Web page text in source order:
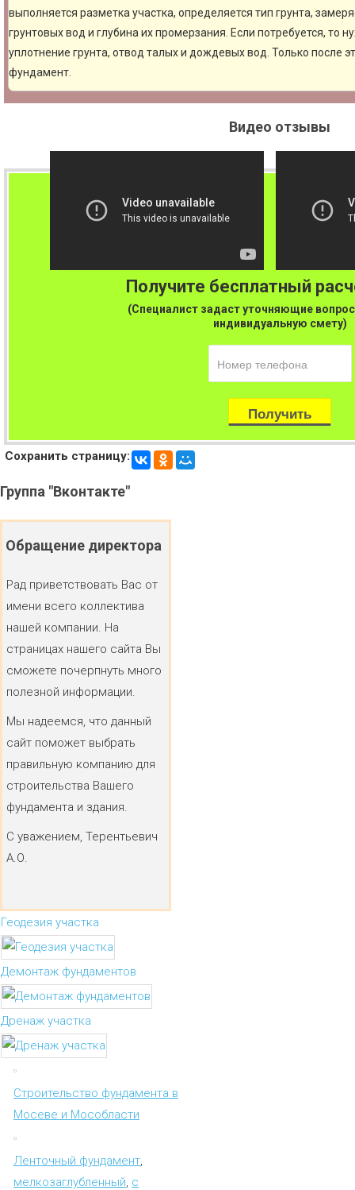
выполняется разметка участка, определяется тип грунта,
грунтовых вод и глубина их промерзания. Если потребуется, то
уплотнение грунта, отвод талых и дождевых вод. Только после
фундамент.
Видео отзывы
Получите бесплатный
(Специалист задаст уточняющие
индивидуальную смету)
Сохранить страницу:
Группа "Вконтакте"
Обращение директора
Рад приветствовать Вас от
имени всего коллектива
нашей компании. На
страницах нашего сайта Вы
сможете почерпнуть много
полезной информации.
Мы надеемся, что данный
сайт поможет выбрать
правильную компанию для
строительства Вашего
фундамента и здания.
С уважением, Терентьевич
А.О.
Геодезия участка
Демонтаж фундаментов
Дренаж участка
Строительство фундамента в
Мосеве и Мособласти
Ленточный фундамент,
мелкозаглубленный, с